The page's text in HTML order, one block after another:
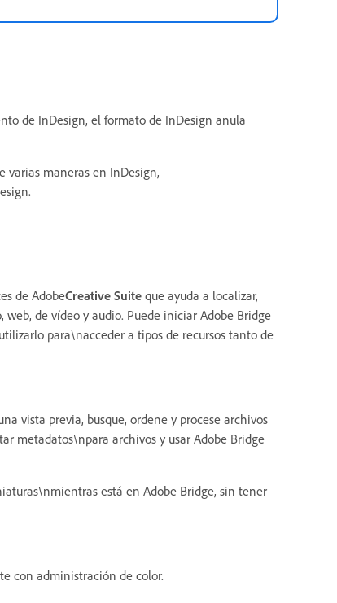
de InDesign, el formato de InDesign anula
varias maneras en InDesign,
de AdobeCreative Suite que ayuda a localizar,
de vídeo y audio. Puede iniciar Adobe Bridge
para\nacceder a tipos de recursos tanto de
vista previa, busque, ordene y procese archivos
metadatos\npara archivos y usar Adobe Bridge
está en Adobe Bridge, sin tener
con administración de color.